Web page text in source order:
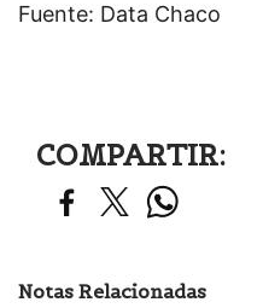
Fuente: Data Chaco
COMPARTIR:
Notas Relacionadas